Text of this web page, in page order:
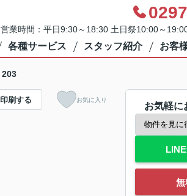
営業時間：平日9:30～18:30 土日祭10:00～
各種サービス スタッフ紹介 お客
203
印刷する お気に入り
お気軽に
無